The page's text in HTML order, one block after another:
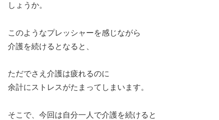
しょうか。
このようなプレッシャーを感じながら
介護を続けるとなると、
ただでさえ介護は疲れるのに
余計にストレスがたまってしまいます。
そこで、今回は自分一人で介護を続けると